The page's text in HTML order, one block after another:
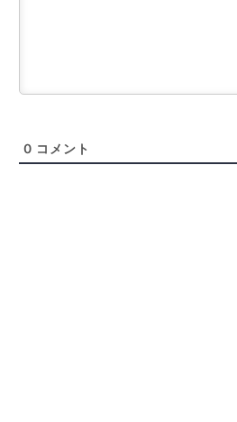
0 コメント